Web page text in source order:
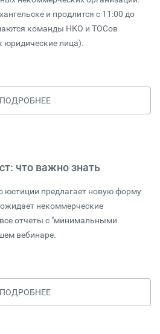
и продлится с 11:00 до
команды НКО и ТОСов
юридические лица).
ПОДРОБНЕЕ
что важно знать
юстиции предлагает новую форму
некоммерческие
отчеты с "минимальными
вебинаре.
ПОДРОБНЕЕ